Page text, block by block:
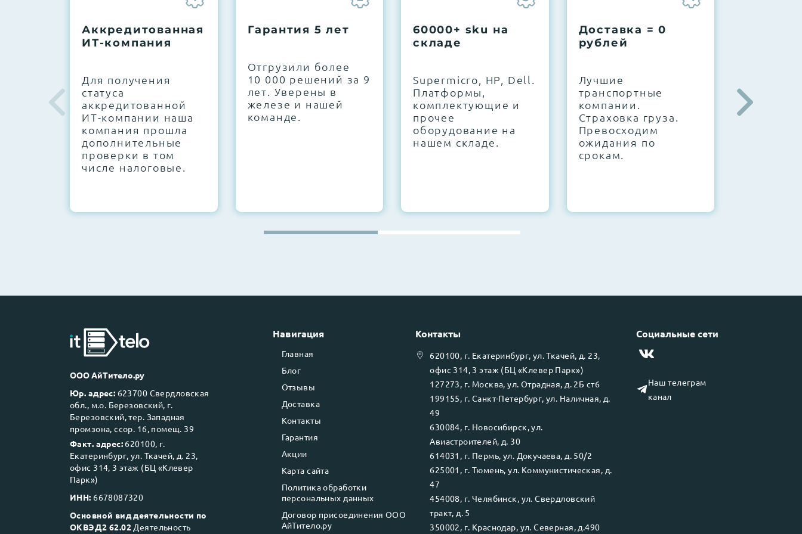
Next Business Day (NBD)
Аккредитованная
ИТ-компания
Для получения
статуса
аккредитованной
ИТ-компании наша
компания прошла
дополнительные
проверки в том
числе налоговые.
Гарантия 5 лет
Отгрузили более
10 000 решений за 9
лет. Уверены в
железе и нашей
команде.
60000+ sku на
складе
Supermicro, HP, Dell.
Платформы,
комплектующие и
прочее
оборудование на
нашем складе.
Доставка = 0
рублей
Лучшие
транспортные
компании.
Страховка груза.
Превосходим
ожидания по
срокам.
штате.
10000+
ООО АйТитело.ру
Юр. адрес: 623700 Свердловская
обл., м.о. Березовский, г.
Березовский, тер. Западная
промзона, ссор. 16, помещ. 39
Факт. адрес: 620100, г.
Екатеринбург, ул. Ткачей, д. 23,
офис 314, 3 этаж (БЦ «Клевер
Парк»)
ИНН: 6678087320
Основной вид деятельности по
ОКВЭД2 62.02 Деятельность
Навигация
Главная
Блог
Отзывы
Доставка
Контакты
Гарантия
Акции
Карта сайта
Политика обработки
персональных данных
Договор присоединения ООО
АйТитело.ру
Контакты
620100, г. Екатеринбург, ул.Ткачей, д. 23,
офис 314, 3 этаж (БЦ «Клевер Парк»)
127273, г. Москва, ул. Отрадная, д. 2Б ст6
199155, г. Санкт-Петербург, ул. Наличная, д.
49
630084, г. Новосибирск, ул.
Авиастроителей, д. 30
614031 , г. Пермь, ул. Докучаева, д. 50/2
625001 , г. Тюмень, ул. Коммунистическая, д.
47
454008, г. Челябинск, ул.Свердловский
тракт, д. 5
350002, г. Краснодар, ул.Северная, д.490
Социальные сети
Наш телеграм
канал